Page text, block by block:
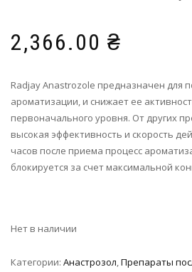
2,366.00 ₴
Radjay Anastrozole предназначен для
ароматизации, и снижает ее
первоначального уровня. От других
высокая эффективность и скорость
часов после приема процесс
блокируется за счет максимальной
Нет в наличии
Категории: Анастрозол,Препараты